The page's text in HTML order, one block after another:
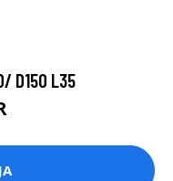
D150 L35